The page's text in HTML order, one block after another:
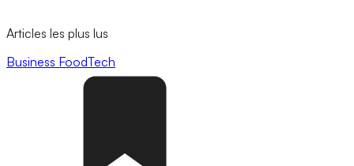
Articles les plus lus
Business FoodTech